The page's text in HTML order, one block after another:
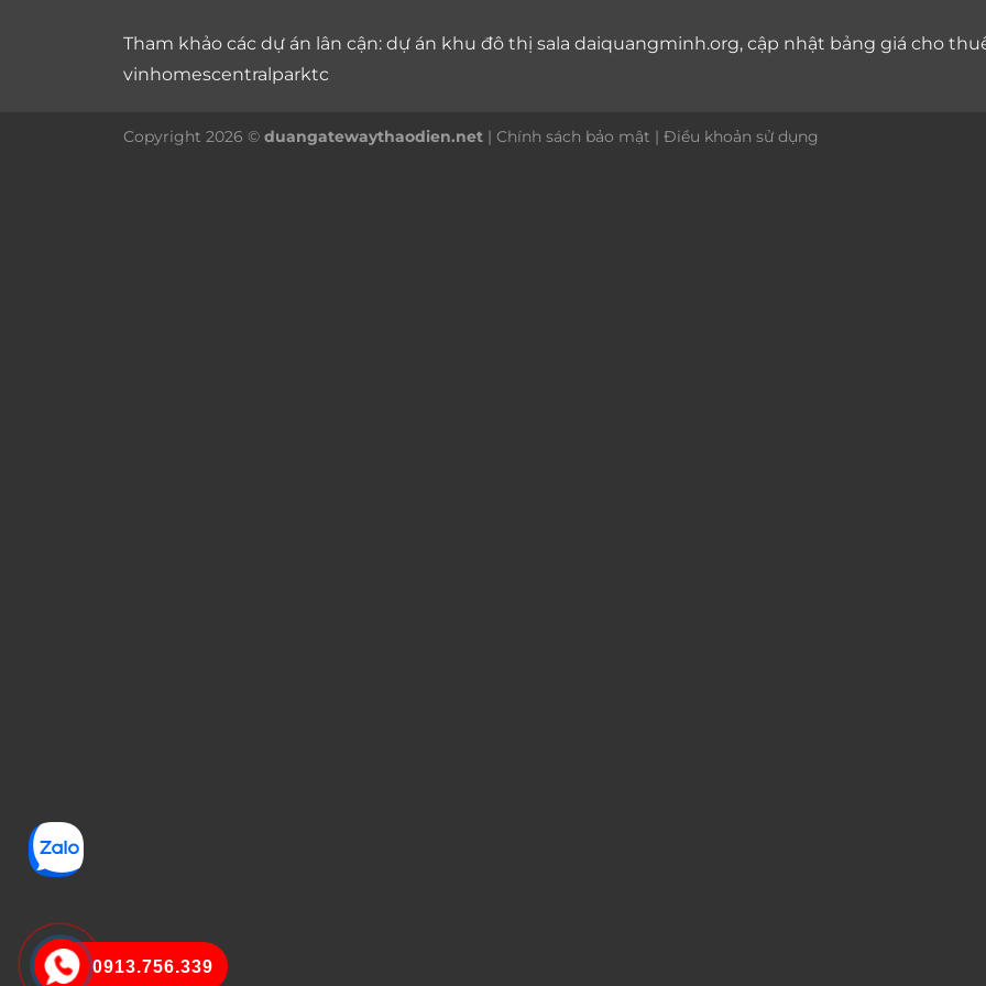
Tham khảo các dự án lân cận: dự án khu đô thị sala daiquangminh.org, cập nhật bảng giá cho
vinhomescentralparktc
Copyright 2026 © duangatewaythaodien.net | Chính sách bảo mật | Điều khoản sử dụng
0913.756.339